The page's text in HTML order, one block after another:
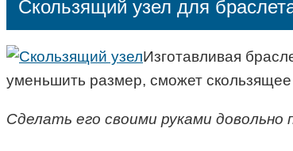
Скользящий узел для
Изготавливая
уменьшить размер, сможет
Сделать его своими руками довольно